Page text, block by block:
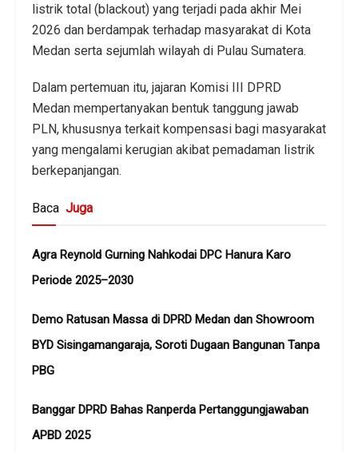
listrik total (blackout) yang terjadi pada akhir Mei
2026 dan berdampak terhadap masyarakat di Kota
Medan serta sejumlah wilayah di Pulau Sumatera.
Dalam pertemuan itu, jajaran Komisi III DPRD
Medan mempertanyakan bentuk tanggung jawab
PLN, khususnya terkait kompensasi bagi masyarakat
yang mengalami kerugian akibat pemadaman listrik
berkepanjangan.
Baca Juga
Agra Reynold Gurning Nahkodai DPC Hanura Karo
Periode 2025–2030
Demo Ratusan Massa di DPRD Medan dan Showroom
BYD Sisingamangaraja, Soroti Dugaan Bangunan Tanpa
PBG
Banggar DPRD Bahas Ranperda Pertanggungjawaban
APBD 2025